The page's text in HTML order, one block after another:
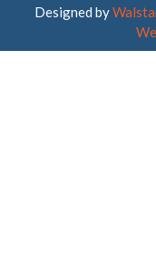
Designed by